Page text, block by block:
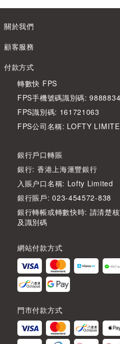
關於我們
顧客服務
付款方式
轉數快 FPS
FPS手機號碼識別碼:
FPS識別碼: 161721063
FPS公司名稱: LOFTY
銀行戶口轉賬
銀行: 香港上海滙豐銀行
入賬户口名稱: Lofty Limited
銀行賬戶: 023-454572-838
銀行轉帳或轉數快時: 請清楚
及識別碼
網站付款方式
門市付款方式